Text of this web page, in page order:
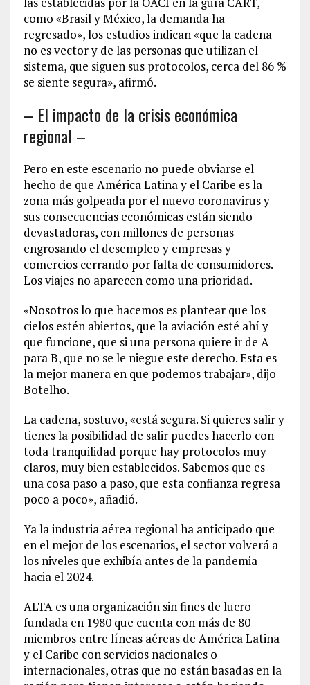
como «Brasil y México, la demanda ha
regresado», los estudios indican «que la cadena
no es vector y de las personas que utilizan el
sistema, que siguen sus protocolos, cerca del 86 %
se siente segura», afirmó.
– El impacto de la crisis económica
regional –
Pero en este escenario no puede obviarse el
hecho de que América Latina y el Caribe es la
zona más golpeada por el nuevo coronavirus y
sus consecuencias económicas están siendo
devastadoras, con millones de personas
engrosando el desempleo y empresas y
comercios cerrando por falta de consumidores.
Los viajes no aparecen como una prioridad.
«Nosotros lo que hacemos es plantear que los
cielos estén abiertos, que la aviación esté ahí y
que funcione, que si una persona quiere ir de A
para B, que no se le niegue este derecho. Esta es
la mejor manera en que podemos trabajar», dijo
Botelho.
La cadena, sostuvo, «está segura. Si quieres salir y
tienes la posibilidad de salir puedes hacerlo con
toda tranquilidad porque hay protocolos muy
claros, muy bien establecidos. Sabemos que es
una cosa paso a paso, que esta confianza regresa
poco a poco», añadió.
Ya la industria aérea regional ha anticipado que
en el mejor de los escenarios, el sector volverá a
los niveles que exhibía antes de la pandemia
hacia el 2024.
ALTA es una organización sin fines de lucro
fundada en 1980 que cuenta con más de 80
miembros entre líneas aéreas de América Latina
y el Caribe con servicios nacionales o
internacionales, otras que no están basadas en la